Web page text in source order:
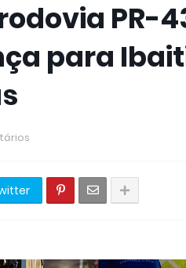
PR-
para